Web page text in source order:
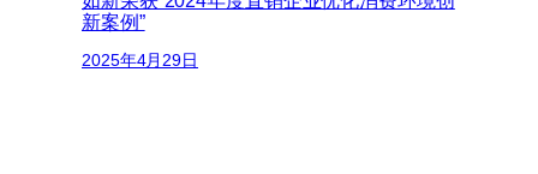
新案例”
2025年4月29日